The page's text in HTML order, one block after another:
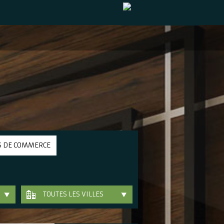
DE COMMERCE
TOUTES LES VILLES